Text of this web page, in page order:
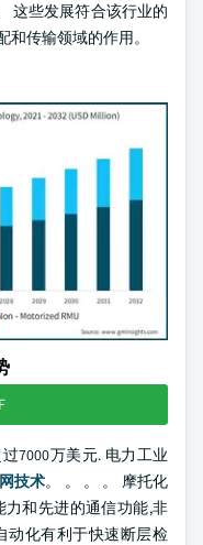
这些发展符合该行业的
传输领域的作用。
7000万美元. 电力工业
技术。 。 。 。 摩托化
力和先进的通信功能,非
动化有利于快速断层检